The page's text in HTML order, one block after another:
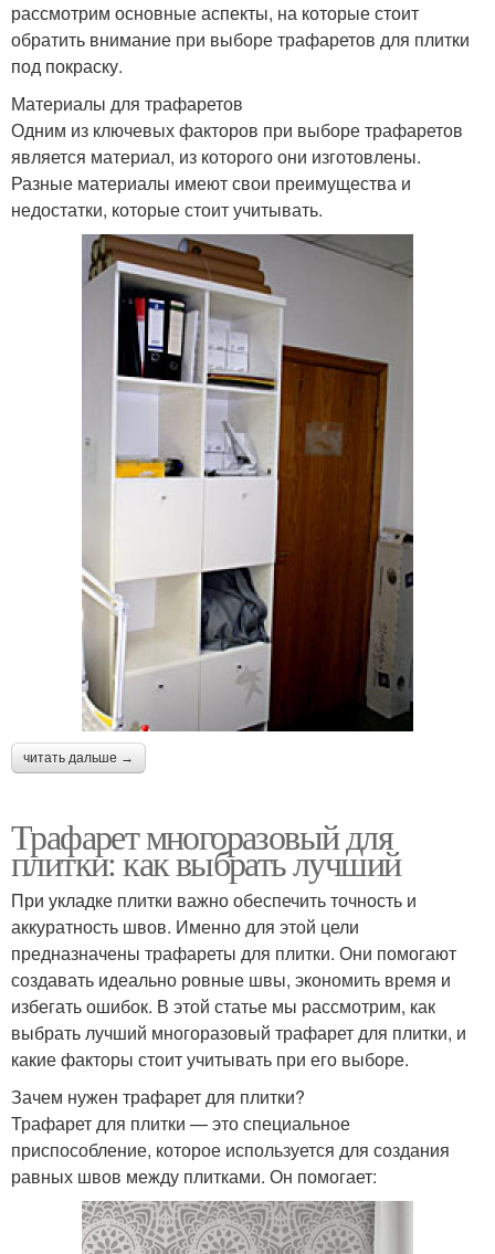
рассмотрим основные аспекты, на которые стоит
обратить внимание при выборе трафаретов для плитки
под покраску.
Материалы для трафаретов
Одним из ключевых факторов при выборе трафаретов
является материал, из которого они изготовлены.
Разные материалы имеют свои преимущества и
недостатки, которые стоит учитывать.
читать дальше →
Трафарет многоразовый для
плитки: как выбрать лучший
При укладке плитки важно обеспечить точность и
аккуратность швов. Именно для этой цели
предназначены трафареты для плитки. Они помогают
создавать идеально ровные швы, экономить время и
избегать ошибок. В этой статье мы рассмотрим, как
выбрать лучший многоразовый трафарет для плитки, и
какие факторы стоит учитывать при его выборе.
Зачем нужен трафарет для плитки?
Трафарет для плитки — это специальное
приспособление, которое используется для создания
равных швов между плитками. Он помогает: